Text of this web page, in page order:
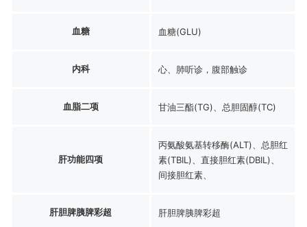
血糖 血糖(GLU)
内科 心、肺听诊，腹部触诊
血脂二项 甘油三酯(TG)、总胆固醇(TC)
肝功能四项
丙氨酸氨基转移酶(ALT)、总胆红
素(TBIL)、直接胆红素(DBIL)、
间接胆红素、
肝胆脾胰脾彩超 肝胆脾胰脾彩超